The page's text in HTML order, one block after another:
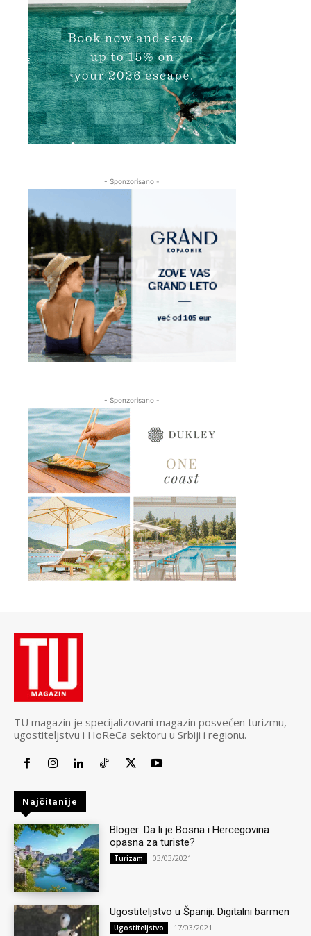
- Sponzorisano -
- Sponzorisano -
TU magazin je specijalizovani magazin posvećen turizmu,
ugostiteljstvu i HoReCa sektoru u Srbiji i regionu.
Najčitanije
Bloger: Da li je Bosna i Hercegovina
opasna za turiste?
Turizam 03/03/2021
Ugostiteljstvo u Španiji: Digitalni barmen
Ugostiteljstvo 17/03/2021